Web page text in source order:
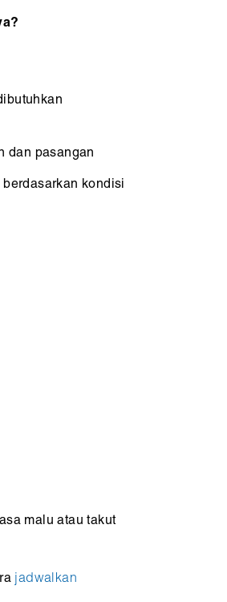
dan pasangan
kondisi
malu atau takut
jadwalkan